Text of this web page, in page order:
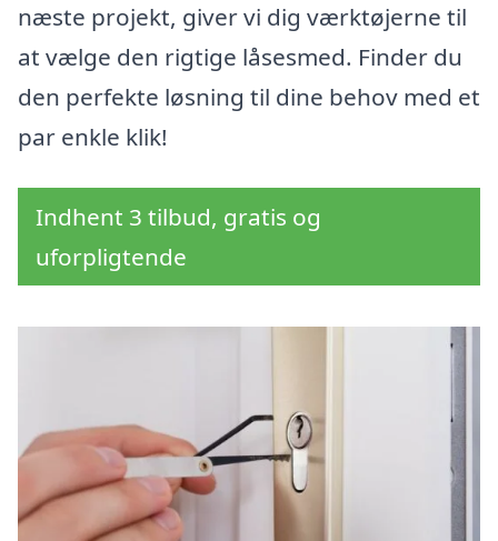
næste projekt, giver vi dig værktøjerne til
at vælge den rigtige låsesmed. Finder du
den perfekte løsning til dine behov med et
par enkle klik!
Indhent 3 tilbud, gratis og
uforpligtende